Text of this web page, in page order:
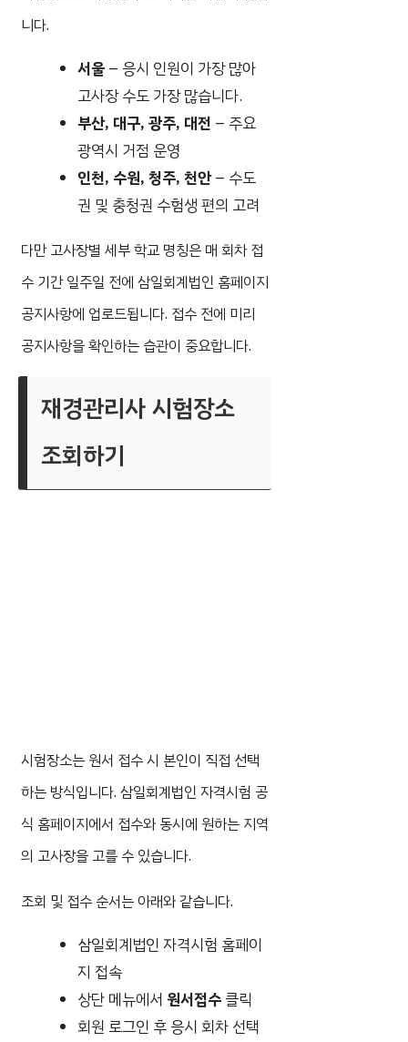
니다.
서울 – 응시 인원이 가장 많아
고사장 수도 가장 많습니다.
부산, 대구, 광주, 대전 – 주요
광역시 거점 운영
인천, 수원, 청주, 천안– 수도
권 및 충청권 수험생 편의 고려
다만 고사장별 세부 학교 명칭은 매 회차 접
수 기간 일주일 전에 삼일회계법인 홈페이지
공지사항에 업로드됩니다. 접수 전에 미리
공지사항을 확인하는 습관이 중요합니다.
재경관리사 시험장소
조회하기
시험장소는 원서 접수 시 본인이 직접 선택
하는 방식입니다. 삼일회계법인 자격시험 공
식 홈페이지에서 접수와 동시에 원하는 지역
의 고사장을 고를 수 있습니다.
조회 및 접수 순서는 아래와 같습니다.
삼일회계법인 자격시험 홈페이
지 접속
상단 메뉴에서 원서접수 클릭
회원 로그인 후 응시 회차 선택